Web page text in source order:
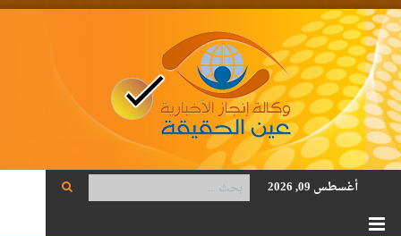
أغسطس 09, 2026